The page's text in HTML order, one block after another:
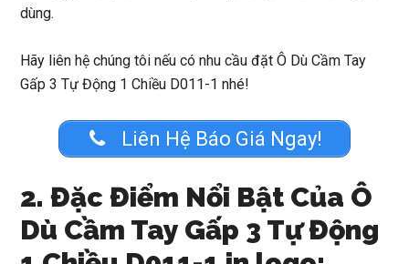
dùng.
Hãy liên hệ chúng tôi nếu có nhu cầu đặtÔ Dù Cầm Tay
Gấp 3 Tự Động 1 Chiều D011-1 nhé!
Liên Hệ Báo Giá Ngay!
2. Đặc Điểm Nổi Bật Của Ô
Dù Cầm Tay Gấp 3 Tự Động